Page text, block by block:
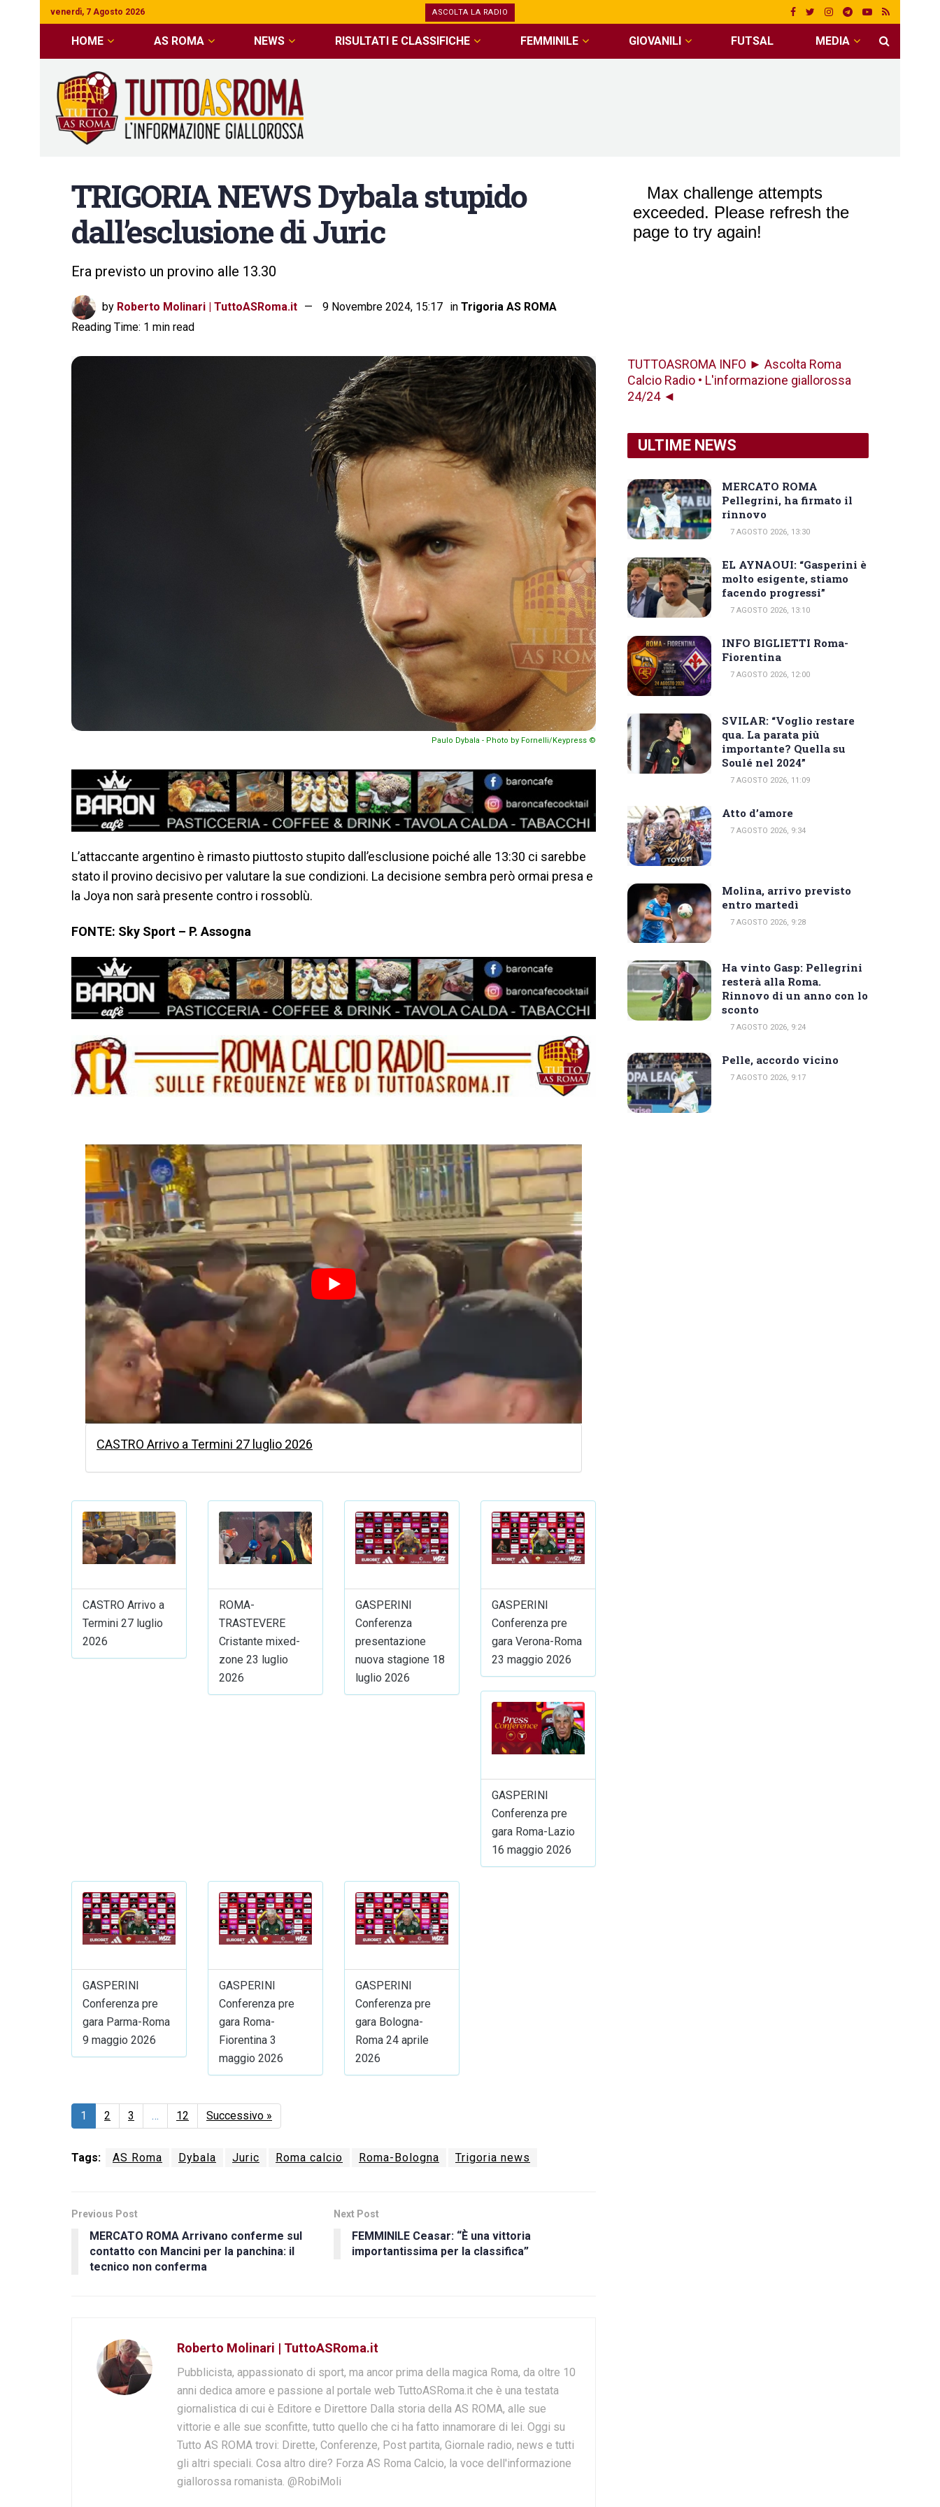
venerdì, 7 Agosto 2026 ASCOLTA LA RADIO
HOME AS ROMA NEWS RISULTATI E CLASSIFICHE FEMMINILE GIOVANILI FUTSAL MEDIA
TRIGORIA NEWS Dybala stupido
dall’esclusione di Juric
Era previsto un provino alle 13.30
by Roberto Molinari | TuttoASRoma.it 9 Novembre 2024, 15:17 in Trigoria AS ROMA
Reading Time: 1 min read
Paulo Dybala - Photo by Fornelli/Keypress ©
L’attaccante argentino è rimasto piuttosto stupito dall’esclusione poiché alle 13:30 ci sarebbe
stato il provino decisivo per valutare la sue condizioni. La decisione sembra però ormai presa e
la Joya non sarà presente contro i rossoblù.
FONTE: Sky Sport – P. Assogna
CASTRO Arrivo a Termini 27 luglio 2026
CASTRO Arrivo a
Termini 27 luglio
2026
ROMA-
TRASTEVERE
Cristante mixed-
zone 23 luglio
2026
GASPERINI
Conferenza
presentazione
nuova stagione 18
luglio 2026
GASPERINI
Conferenza pre
gara Verona-Roma
23 maggio 2026
GASPERINI
Conferenza pre
gara Roma-Lazio
16 maggio 2026
GASPERINI
Conferenza pre
gara Parma-Roma
9 maggio 2026
GASPERINI
Conferenza pre
gara Roma-
Fiorentina 3
maggio 2026
GASPERINI
Conferenza pre
gara Bologna-
Roma 24 aprile
2026
1 2 3 … 12 Successivo »
Tags: AS Roma Dybala Juric Roma calcio Roma-Bologna Trigoria news
Previous Post
MERCATO ROMA Arrivano conferme sul
contatto con Mancini per la panchina: il
tecnico non conferma
Next Post
FEMMINILE Ceasar: “È una vittoria
importantissima per la classifica”
Roberto Molinari | TuttoASRoma.it
Pubblicista, appassionato di sport, ma ancor prima della magica Roma, da oltre 10
anni dedica amore e passione al portale web TuttoASRoma.it che è una testata
giornalistica di cui è Editore e Direttore Dalla storia della AS ROMA, alle sue
vittorie e alle sue sconfitte, tutto quello che ci ha fatto innamorare di lei. Oggi su
Tutto AS ROMA trovi: Dirette, Conferenze, Post partita, Giornale radio, news e tutti
gli altri speciali. Cosa altro dire? Forza AS Roma Calcio, la voce dell'informazione
giallorossa romanista. @RobiMoli
TUTTOASROMA INFO ► Ascolta Roma
Calcio Radio • L'informazione giallorossa
24/24 ◄
ULTIME NEWS
MERCATO ROMA
Pellegrini, ha firmato il
rinnovo
7 AGOSTO 2026, 13:30
EL AYNAOUI: “Gasperini è
molto esigente, stiamo
facendo progressi”
7 AGOSTO 2026, 13:10
INFO BIGLIETTI Roma-
Fiorentina
7 AGOSTO 2026, 12:00
SVILAR: “Voglio restare
qua. La parata più
importante? Quella su
Soulé nel 2024”
7 AGOSTO 2026, 11:09
Atto d’amore
7 AGOSTO 2026, 9:34
Molina, arrivo previsto
entro martedì
7 AGOSTO 2026, 9:28
Ha vinto Gasp: Pellegrini
resterà alla Roma.
Rinnovo di un anno con lo
sconto
7 AGOSTO 2026, 9:24
Pelle, accordo vicino
7 AGOSTO 2026, 9:17